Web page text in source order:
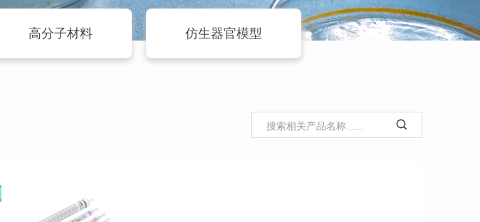
高分子材料 仿生器官模型
